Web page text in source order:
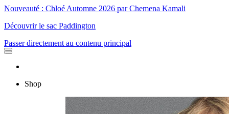
Nouveauté : Chloé Automne 2026 par Chemena Kamali
Découvrir le sac Paddington
Passer directement au contenu principal
Shop